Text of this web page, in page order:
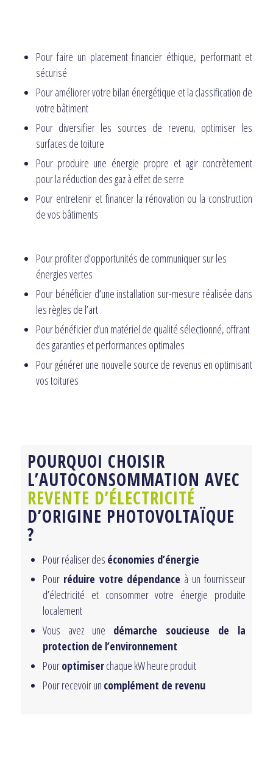
Pour faire un placement financier éthique, performant et
sécurisé
Pour améliorer votre bilan énergétique et la classification de
votre bâtiment
Pour diversifier les sources de revenu, optimiser les
surfaces de toiture
Pour produire une énergie propre et agir concrètement
pour la réduction des gaz à effet de serre
Pour entretenir et financer la rénovation ou la construction
de vos bâtiments
Pour profiter d’opportunités de communiquer sur les
énergies vertes
Pour bénéficier d’une installation sur-mesure réalisée dans
les règles de l’art
Pour bénéficier d’un matériel de qualité sélectionné, offrant
des garanties et performances optimales
Pour générer une nouvelle source de revenus en optimisant
vos toitures
POURQUOI CHOISIR
L’AUTOCONSOMMATION AVEC
REVENTE D’ÉLECTRICITÉ
D’ORIGINE PHOTOVOLTAÏQUE
?
Pour réaliser des économies d’énergie
Pour réduire votre dépendance à un fournisseur
d’électricité et consommer votre énergie produite
localement
Vous avez une démarche soucieuse de la
protection de l’environnement
Pouroptimiserchaque kW heure produit
Pour recevoir un complément de revenu